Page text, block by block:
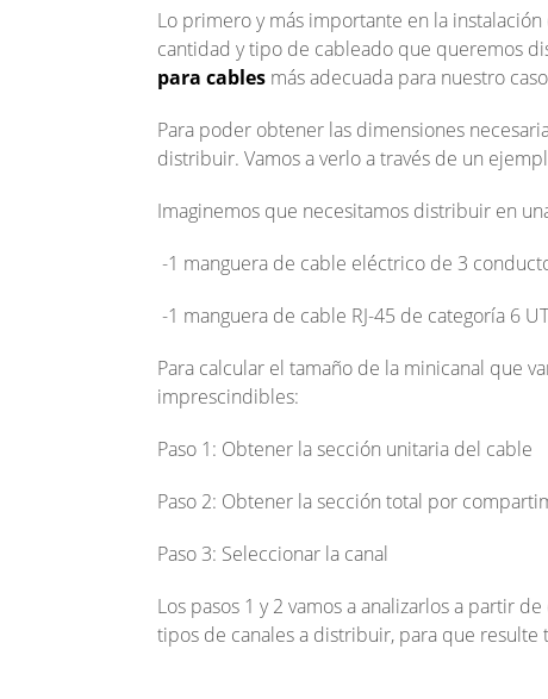
Lo primero y más importante en la
cantidad y tipo de cableado que queremos
para cables más adecuada para nuestro
Para poder obtener las dimensiones
distribuir. Vamos a verlo a través de un
Imaginemos que necesitamos distribuir en
-1 manguera de cable eléctrico de 3
-1 manguera de cable RJ-45 de categoría 6
Para calcular el tamaño de la minicanal que
imprescindibles:
Paso 1: Obtener la sección unitaria del cable
Paso 2: Obtener la sección total por
Paso 3: Seleccionar la canal
Los pasos 1 y 2 vamos a analizarlos a partir
tipos de canales a distribuir, para que